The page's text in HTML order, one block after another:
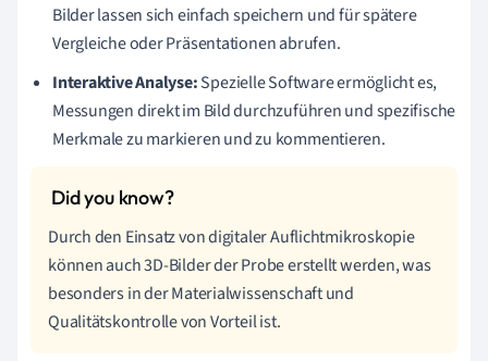
Bilder lassen sich einfach speichern und für spätere
Vergleiche oder Präsentationen abrufen.
Interaktive Analyse:Spezielle Software ermöglicht es,
Messungen direkt im Bild durchzuführen und spezifische
Merkmale zu markieren und zu kommentieren.
Durch den Einsatz von digitaler Auflichtmikroskopie
können auch 3D-Bilder der Probe erstellt werden, was
besonders in der Materialwissenschaft und
Qualitätskontrolle von Vorteil ist.